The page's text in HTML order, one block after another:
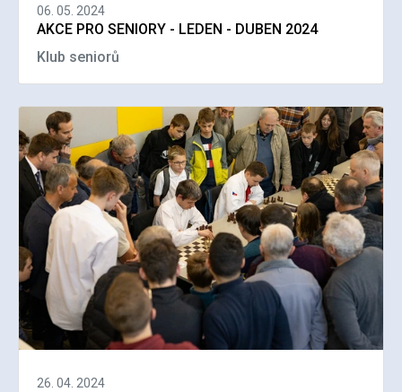
06. 05. 2024
AKCE PRO SENIORY - LEDEN - DUBEN 2024
Klub seniorů
26. 04. 2024